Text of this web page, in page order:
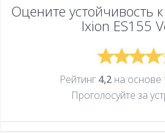
Оцените устойчивость
Ixion ES155
Рейтинг 4,2на основе
Проголосуйте за